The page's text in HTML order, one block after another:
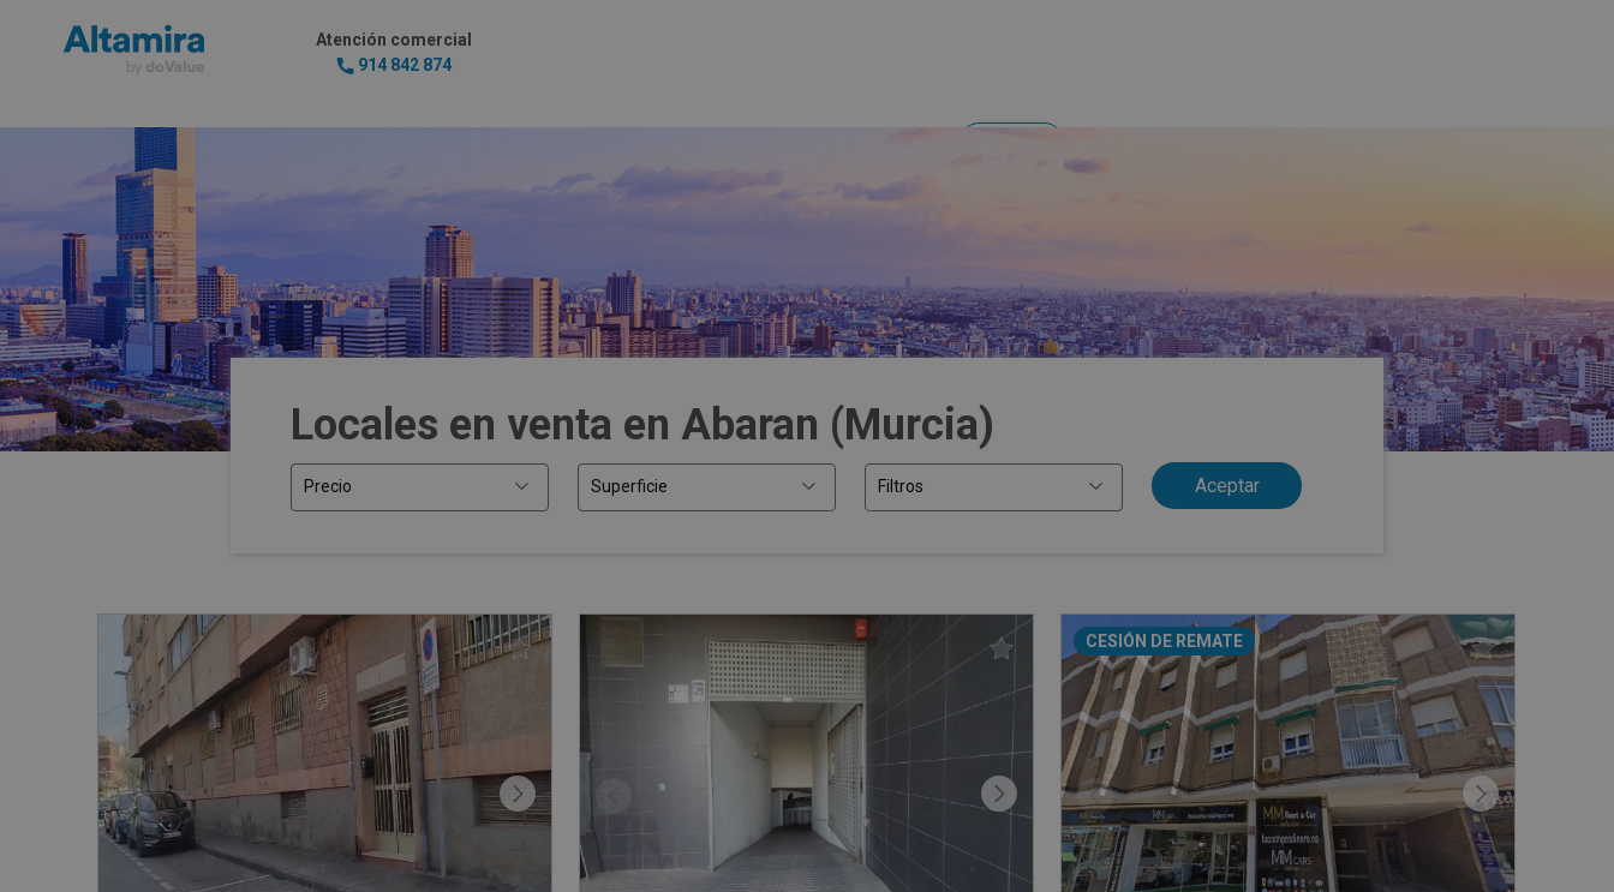
Atención comercial
914 842 874
Locales en venta en Abaran (Murcia)
Precio Superficie Filtros
CESIÓN DE REMATE